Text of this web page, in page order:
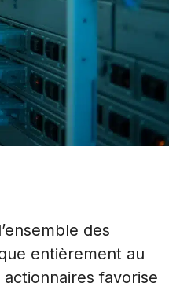
des
entièrement au
favorise